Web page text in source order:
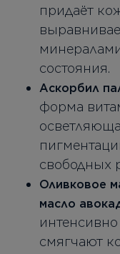
придаёт
состояния.
Аскорбил
форма
свободных
Оливковое
масло
смягчают